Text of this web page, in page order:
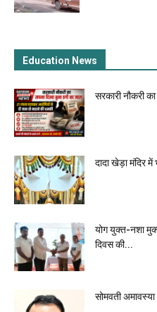
Education News
सरकारी नौकरी
दादा खेड़ा मंदिर
योग युक्त-नशा
दिवस की...
सोमवती अमावस्या